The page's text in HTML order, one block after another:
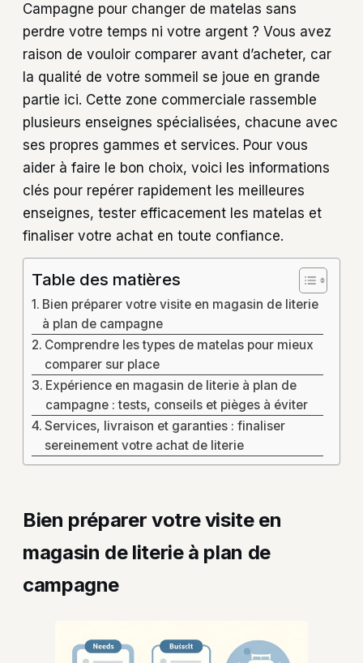
Campagne pour changer de matelas sans
perdre votre temps ni votre argent ? Vous avez
raison de vouloir comparer avant d’acheter, car
la qualité de votre sommeil se joue en grande
partie ici. Cette zone commerciale rassemble
plusieurs enseignes spécialisées, chacune avec
ses propres gammes et services. Pour vous
aider à faire le bon choix, voici les informations
clés pour repérer rapidement les meilleures
enseignes, tester efficacement les matelas et
finaliser votre achat en toute confiance.
Table des matières
Bien préparer votre visite en magasin de literie
à plan de campagne
Comprendre les types de matelas pour mieux
comparer sur place
Expérience en magasin de literie à plan de
campagne : tests, conseils et pièges à éviter
Services, livraison et garanties : finaliser
sereinement votre achat de literie
Bien préparer votre visite en
magasin de literie à plan de
campagne